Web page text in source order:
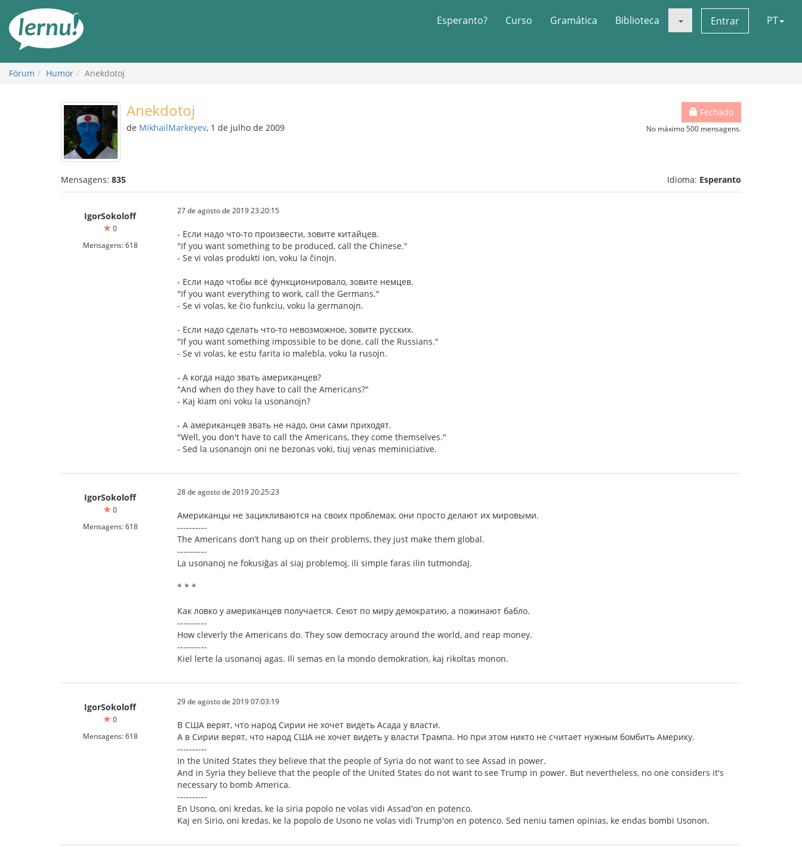
conteúdo
Esperanto? Curso Gramática Biblioteca Entrar PT
Fórum Humor Anekdotoj
Fechado
No máximo 500 mensagens.
Anekdotoj
de MikhailMarkeyev, 1 de julho de 2009
Mensagens: 835 Idioma: Esperanto
IgorSokoloff
0
Mensagens: 618
27 de agosto de 2019 23:20:15
- Если надо что-то произвести, зовите китайцев.
"If you want something to be produced, call the Chinese."
- Se vi volas produkti ion, voku la ĉinojn.
- Если надо чтобы всё функционировало, зовите немцев.
"If you want everything to work, call the Germans."
- Se vi volas, ke ĉio funkciu, voku la germanojn.
- Если надо сделать что-то невозможное, зовите русских.
"If you want something impossible to be done, call the Russians."
- Se vi volas, ke estu farita io malebla, voku la rusojn.
- А когда надо звать американцев?
"And when do they have to call the Americans?"
- Kaj kiam oni voku la usonanojn?
- А американцев звать не надо, они сами приходят.
"Well, you don't have to call the Americans, they come themselves."
- Sed la usonanojn oni ne bezonas voki, tiuj venas meminiciative.
IgorSokoloff
0
Mensagens: 618
28 de agosto de 2019 20:25:23
Американцы не зацикливаются на своих проблемах, они просто делают их мировыми.
----------
The Americans don’t hang up on their problems, they just make them global.
----------
La usonanoj ne fokusiĝas al siaj problemoj, ili simple faras ilin tutmondaj.
* * *
Как ловко у американцев получается. Сеют по миру демократию, а пожинают бабло.
----------
How cleverly the Americans do. They sow democracy around the world, and reap money.
----------
Kiel lerte la usonanoj agas. Ili semas en la mondo demokration, kaj rikoltas monon.
IgorSokoloff
0
Mensagens: 618
29 de agosto de 2019 07:03:19
В США верят, что народ Сирии не хочет видеть Асада у власти.
А в Сирии верят, что народ США не хочет видеть у власти Трампа. Но при этом никто не считает нужным бомбить Америку.
----------
In the United States they believe that the people of Syria do not want to see Assad in power.
And in Syria they believe that the people of the United States do not want to see Trump in power. But nevertheless, no one considers it's
necessary to bomb America.
----------
En Usono, oni kredas, ke la siria popolo ne volas vidi Assad'on en potenco.
Kaj en Sirio, oni kredas, ke la popolo de Usono ne volas vidi Trump'on en potenco. Sed neniu tamen opinias, ke endas bombi Usonon.